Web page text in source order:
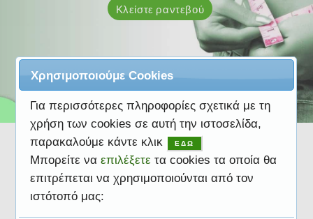
Κλείστε ραντεβού
Κλείστε ραντεβού
Κλείστε ραντεβού
Κλείστε ραντεβού
Διατροφή το καλοκαίρι
Χρησιμοποιούμε Cookies
Για περισσότερες πληροφορίες σχετικά με τη
χρήση των cookies σε αυτή την ιστοσελίδα,
παρακαλούμε κάντε κλικ
ΕΔΩ
Μπορείτε να επιλέξετε τα cookies τα οποία θα
επιτρέπεται να χρησιμοποιούνται από τον
ιστότοπό μας: